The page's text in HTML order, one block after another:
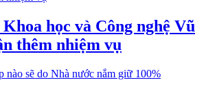
học và Công nghệ Vũ
thêm nhiệm vụ